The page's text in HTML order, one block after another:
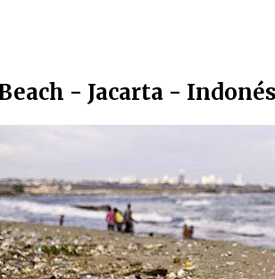
- Jacarta -